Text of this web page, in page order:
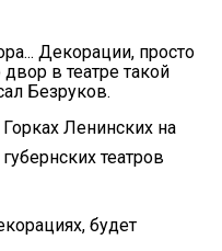
Декорации, просто
в театре такой
Безруков.
Ленинских на
театров
будет